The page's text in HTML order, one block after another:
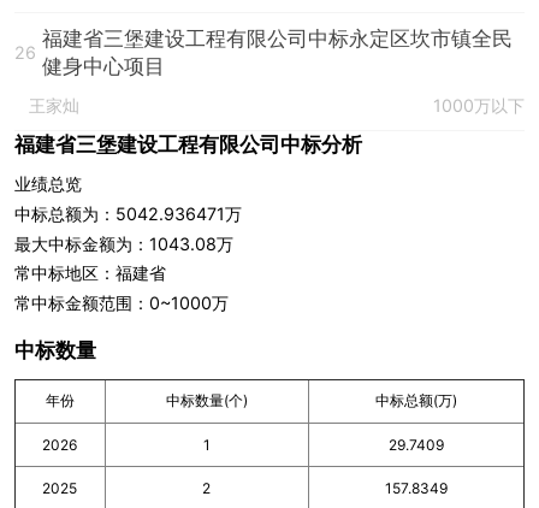
26
福建省三堡建设工程有限公司中标永定区坎市镇全民
健身中心项目
王家灿 1000万以下
福建省三堡建设工程有限公司中标分析
业绩总览
中标总额为：5042.936471万
最大中标金额为：1043.08万
常中标地区：福建省
常中标金额范围：0~1000万
中标数量
年份 中标数量(个) 中标总额(万)
2026 1 29.7409
2025 2 157.8349